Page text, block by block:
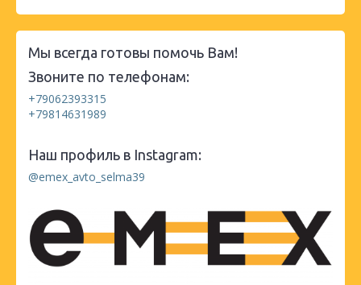
Мы всегда готовы помочь Вам!
Звоните по телефонам:
+79062393315
+79814631989
Наш профиль в Instagram:
@emex_avto_selma39